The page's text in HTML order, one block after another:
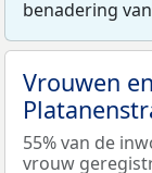
benadering
Vrouwen
55% van de
vrouw